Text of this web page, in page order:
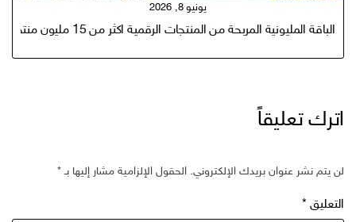
يونيو 8, 2026
الباقة المليونية المربحة من المنتجات الرقمية اكثر من 15 مليون منتج رقمي الاكثر طلبا
اترك تعليقاً
لن يتم نشر عنوان بريدك الإلكتروني. الحقول الإلزامية مشار إليها بـ*
التعليق *